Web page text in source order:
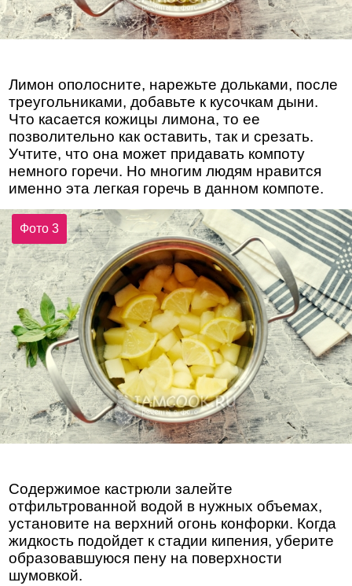
Лимон ополосните, нарежьте дольками, после
треугольниками, добавьте к кусочкам дыни.
Что касается кожицы лимона, то ее
позволительно как оставить, так и срезать.
Учтите, что она может придавать компоту
немного горечи. Но многим людям нравится
именно эта легкая горечь в данном компоте.
Фото 3
Содержимое кастрюли залейте
отфильтрованной водой в нужных объемах,
установите на верхний огонь конфорки. Когда
жидкость подойдет к стадии кипения, уберите
образовавшуюся пену на поверхности
шумовкой.